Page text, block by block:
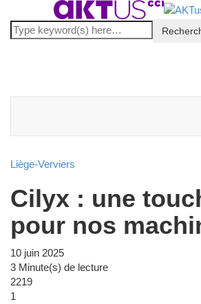
Liège-Verviers
Cilyx : une
pour nos
10 juin 2025
3 Minute(s) de lecture
2219
1